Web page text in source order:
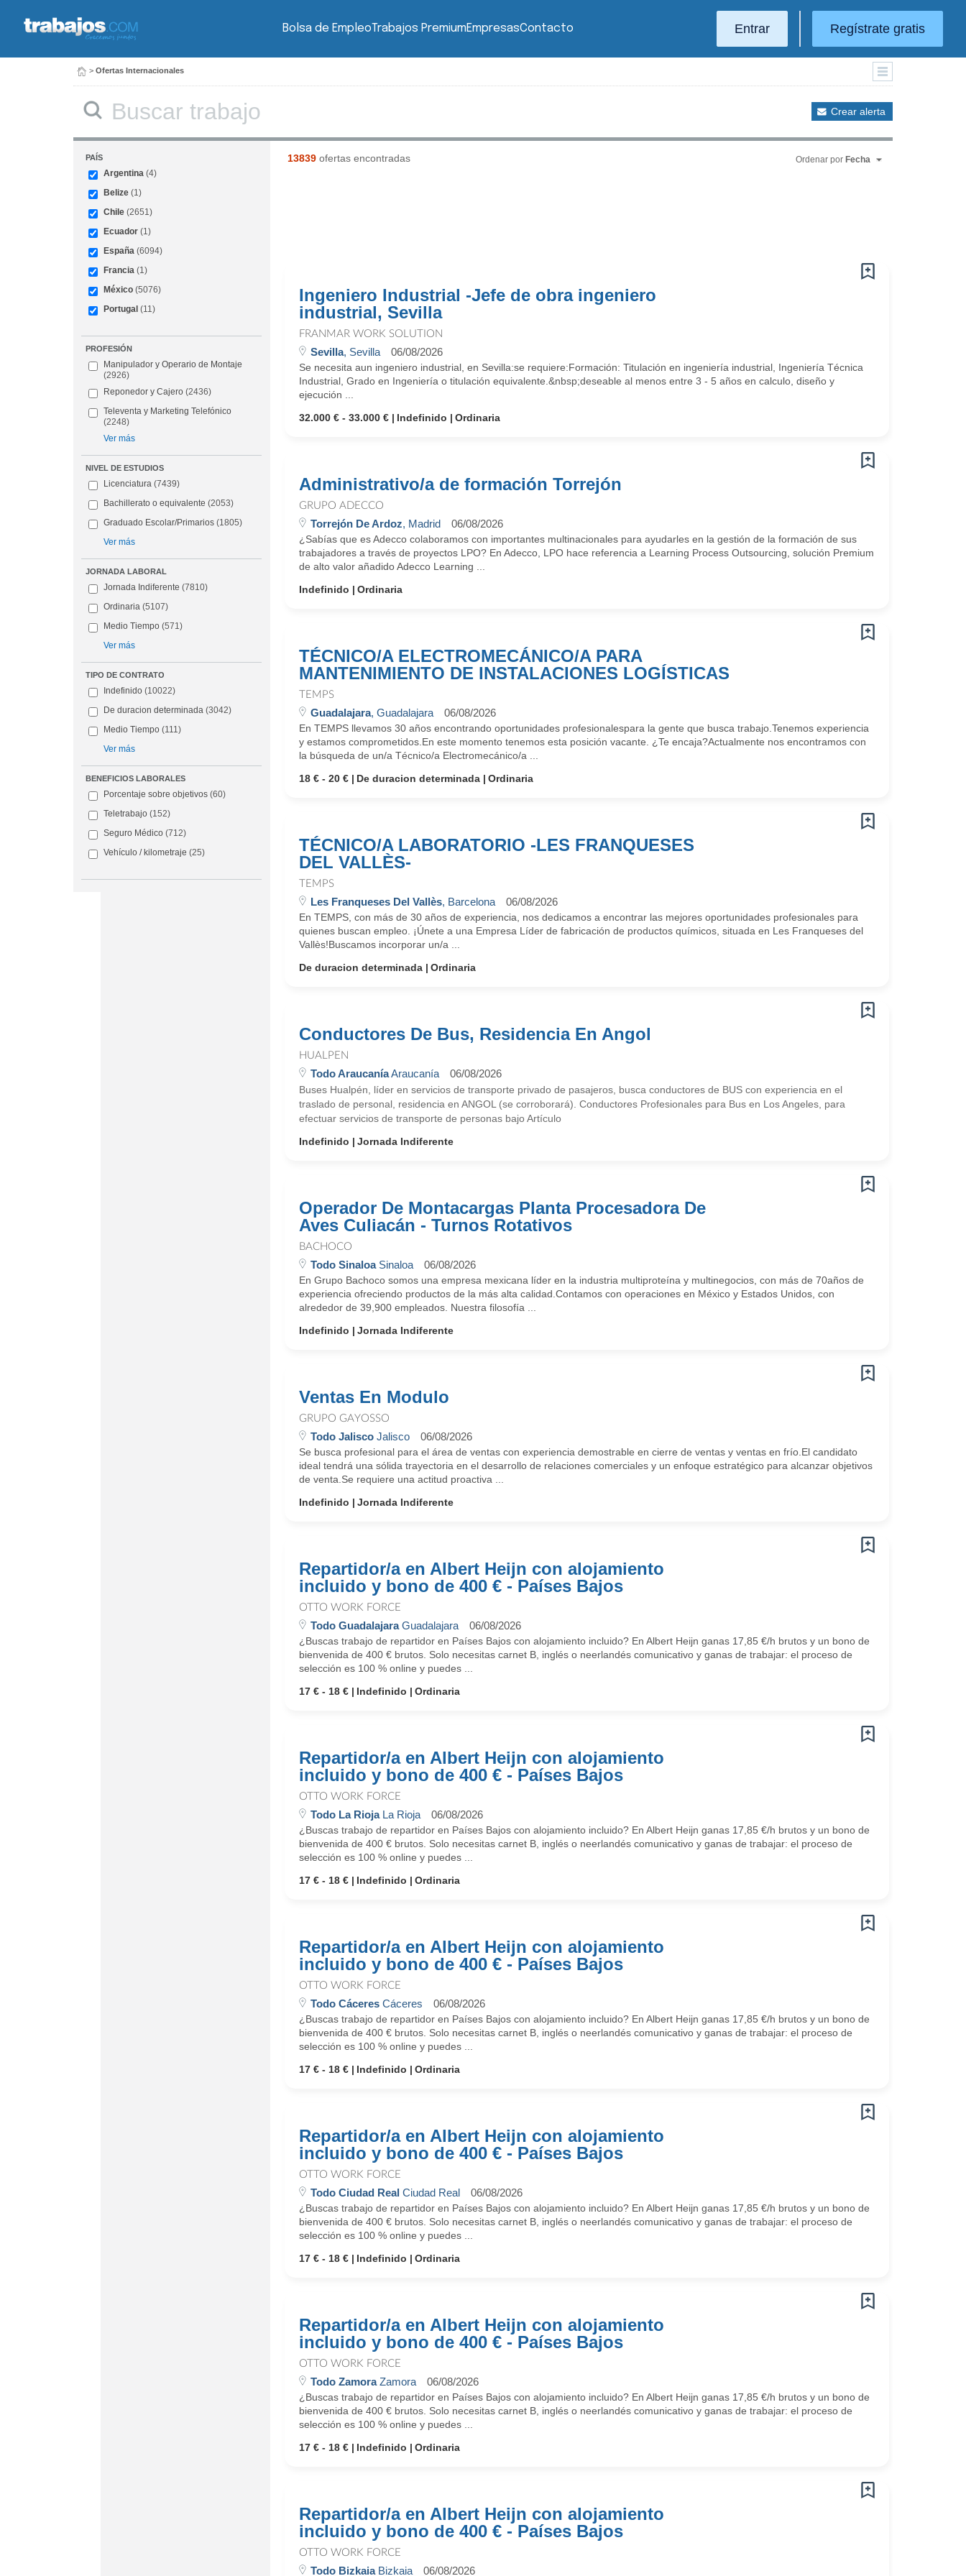
Bolsa de EmpleoTrabajos PremiumEmpresasContacto Entrar Regístrate gratis
> Ofertas Internacionales
Crear alerta
PAÍS
Argentina (4)
Belize (1)
Chile (2651)
Ecuador (1)
España (6094)
Francia (1)
México (5076)
Portugal (11)
PROFESIÓN
Manipulador y Operario de Montaje
(2926)
Reponedor y Cajero (2436)
Televenta y Marketing Telefónico
(2248)
Ver más
NIVEL DE ESTUDIOS
Licenciatura (7439)
Bachillerato o equivalente (2053)
Graduado Escolar/Primarios (1805)
Ver más
JORNADA LABORAL
Jornada Indiferente (7810)
Ordinaria (5107)
Medio Tiempo (571)
Ver más
TIPO DE CONTRATO
Indefinido (10022)
De duracion determinada (3042)
Medio Tiempo (111)
Ver más
BENEFICIOS LABORALES
Porcentaje sobre objetivos (60)
Teletrabajo (152)
Seguro Médico (712)
Vehículo / kilometraje (25)
13839ofertas encontradas Ordenar por Fecha
Ingeniero Industrial -Jefe de obra ingeniero
industrial, Sevilla
FRANMAR WORK SOLUTION
Sevilla, Sevilla 06/08/2026
Se necesita aun ingeniero industrial, en Sevilla:se requiere:Formación: Titulación en ingeniería industrial, Ingeniería Técnica
Industrial, Grado en Ingeniería o titulación equivalente.&nbsp;deseable al menos entre 3 - 5 años en calculo, diseño y
ejecución ...
32.000 € - 33.000 €
Indefinido Ordinaria
Administrativo/a de formación Torrejón
GRUPO ADECCO
Torrejón De Ardoz, Madrid 06/08/2026
¿Sabías que es Adecco colaboramos con importantes multinacionales para ayudarles en la gestión de la formación de sus
trabajadores a través de proyectos LPO? En Adecco, LPO hace referencia a Learning Process Outsourcing, solución Premium
de alto valor añadido Adecco Learning ...
Indefinido
Ordinaria
TÉCNICO/A ELECTROMECÁNICO/A PARA
MANTENIMIENTO DE INSTALACIONES LOGÍSTICAS
TEMPS
Guadalajara, Guadalajara 06/08/2026
En TEMPS llevamos 30 años encontrando oportunidades profesionalespara la gente que busca trabajo.Tenemos experiencia
y estamos comprometidos.En este momento tenemos esta posición vacante. ¿Te encaja?Actualmente nos encontramos con
la búsqueda de un/a Técnico/a Electromecánico/a ...
18 € - 20 €
De duracion determinada Ordinaria
TÉCNICO/A LABORATORIO -LES FRANQUESES
DEL VALLÈS-
TEMPS
Les Franqueses Del Vallès, Barcelona 06/08/2026
En TEMPS, con más de 30 años de experiencia, nos dedicamos a encontrar las mejores oportunidades profesionales para
quienes buscan empleo. ¡Únete a una Empresa Líder de fabricación de productos químicos, situada en Les Franqueses del
Vallès!Buscamos incorporar un/a ...
De duracion determinada
Ordinaria
Conductores De Bus, Residencia En Angol
HUALPEN
Todo AraucaníaAraucanía 06/08/2026
Buses Hualpén, líder en servicios de transporte privado de pasajeros, busca conductores de BUS con experiencia en el
traslado de personal, residencia en ANGOL (se corroborará). Conductores Profesionales para Bus en Los Angeles, para
efectuar servicios de transporte de personas bajo Artículo
Indefinido
Jornada Indiferente
Operador De Montacargas Planta Procesadora De
Aves Culiacán - Turnos Rotativos
BACHOCO
Todo SinaloaSinaloa 06/08/2026
En Grupo Bachoco somos una empresa mexicana líder en la industria multiproteína y multinegocios, con más de 70años de
experiencia ofreciendo productos de la más alta calidad.Contamos con operaciones en México y Estados Unidos, con
alrededor de 39,900 empleados. Nuestra filosofía ...
Indefinido
Jornada Indiferente
Ventas En Modulo
GRUPO GAYOSSO
Todo JaliscoJalisco 06/08/2026
Se busca profesional para el área de ventas con experiencia demostrable en cierre de ventas y ventas en frío.El candidato
ideal tendrá una sólida trayectoria en el desarrollo de relaciones comerciales y un enfoque estratégico para alcanzar objetivos
de venta.Se requiere una actitud proactiva ...
Indefinido
Jornada Indiferente
Repartidor/a en Albert Heijn con alojamiento
incluido y bono de 400 € - Países Bajos
OTTO WORK FORCE
Todo GuadalajaraGuadalajara 06/08/2026
¿Buscas trabajo de repartidor en Países Bajos con alojamiento incluido? En Albert Heijn ganas 17,85 €/h brutos y un bono de
bienvenida de 400 € brutos. Solo necesitas carnet B, inglés o neerlandés comunicativo y ganas de trabajar: el proceso de
selección es 100 % online y puedes ...
17 € - 18 €
Indefinido Ordinaria
Repartidor/a en Albert Heijn con alojamiento
incluido y bono de 400 € - Países Bajos
OTTO WORK FORCE
Todo La RiojaLa Rioja 06/08/2026
¿Buscas trabajo de repartidor en Países Bajos con alojamiento incluido? En Albert Heijn ganas 17,85 €/h brutos y un bono de
bienvenida de 400 € brutos. Solo necesitas carnet B, inglés o neerlandés comunicativo y ganas de trabajar: el proceso de
selección es 100 % online y puedes ...
17 € - 18 €
Indefinido Ordinaria
Repartidor/a en Albert Heijn con alojamiento
incluido y bono de 400 € - Países Bajos
OTTO WORK FORCE
Todo CáceresCáceres 06/08/2026
¿Buscas trabajo de repartidor en Países Bajos con alojamiento incluido? En Albert Heijn ganas 17,85 €/h brutos y un bono de
bienvenida de 400 € brutos. Solo necesitas carnet B, inglés o neerlandés comunicativo y ganas de trabajar: el proceso de
selección es 100 % online y puedes ...
17 € - 18 €
Indefinido Ordinaria
Repartidor/a en Albert Heijn con alojamiento
incluido y bono de 400 € - Países Bajos
OTTO WORK FORCE
Todo Ciudad RealCiudad Real 06/08/2026
¿Buscas trabajo de repartidor en Países Bajos con alojamiento incluido? En Albert Heijn ganas 17,85 €/h brutos y un bono de
bienvenida de 400 € brutos. Solo necesitas carnet B, inglés o neerlandés comunicativo y ganas de trabajar: el proceso de
selección es 100 % online y puedes ...
17 € - 18 €
Indefinido Ordinaria
Repartidor/a en Albert Heijn con alojamiento
incluido y bono de 400 € - Países Bajos
OTTO WORK FORCE
Todo ZamoraZamora 06/08/2026
¿Buscas trabajo de repartidor en Países Bajos con alojamiento incluido? En Albert Heijn ganas 17,85 €/h brutos y un bono de
bienvenida de 400 € brutos. Solo necesitas carnet B, inglés o neerlandés comunicativo y ganas de trabajar: el proceso de
selección es 100 % online y puedes ...
17 € - 18 €
Indefinido Ordinaria
Repartidor/a en Albert Heijn con alojamiento
incluido y bono de 400 € - Países Bajos
OTTO WORK FORCE
Todo BizkaiaBizkaia 06/08/2026